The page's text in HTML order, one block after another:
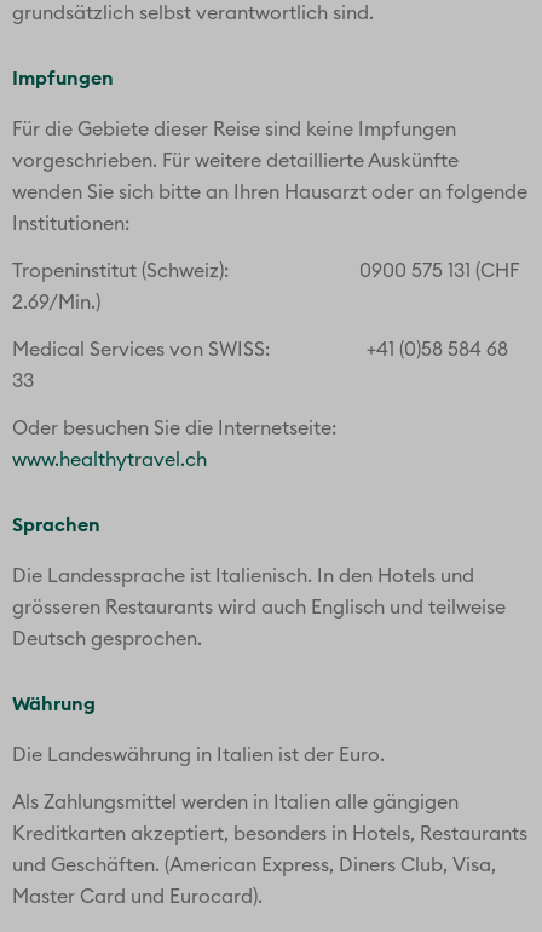
grundsätzlich selbst verantwortlich sind.
Impfungen
Für die Gebiete dieser Reise sind keine Impfungen
vorgeschrieben. Für weitere detaillierte Auskünfte
wenden Sie sich bitte an Ihren Hausarzt oder an folgende
Institutionen:
Tropeninstitut (Schweiz): 0900 575 131 (CHF
2.69/Min.)
Medical Services von SWISS: +41 (0)58 584 68
33
Oder besuchen Sie die Internetseite:
www.healthytravel.ch
Sprachen
Die Landessprache ist Italienisch. In den Hotels und
grösseren Restaurants wird auch Englisch und teilweise
Deutsch gesprochen.
Währung
Die Landeswährung in Italien ist der Euro.
Als Zahlungsmittel werden in Italien alle gängigen
Kreditkarten akzeptiert, besonders in Hotels, Restaurants
und Geschäften. (American Express, Diners Club, Visa,
Master Card und Eurocard).